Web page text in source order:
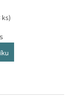
ks)